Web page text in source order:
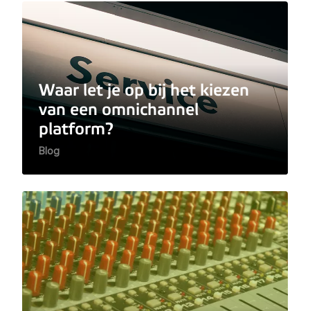
Waar let je op bij het kiezen
van een omnichannel
platform?
Blog